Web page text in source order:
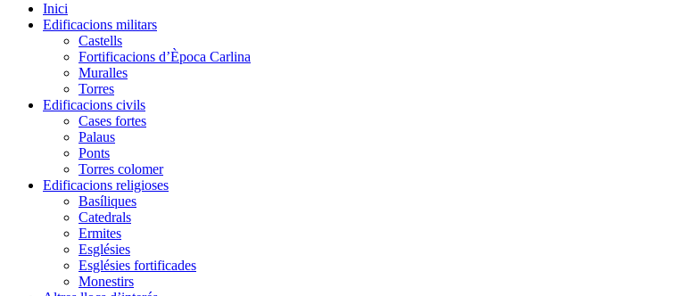
Inici
Edificacions militars
Castells
Fortificacions d’Època Carlina
Muralles
Torres
Edificacions civils
Cases fortes
Palaus
Ponts
Torres colomer
Edificacions religioses
Basíliques
Catedrals
Ermites
Esglésies
Esglésies fortificades
Monestirs